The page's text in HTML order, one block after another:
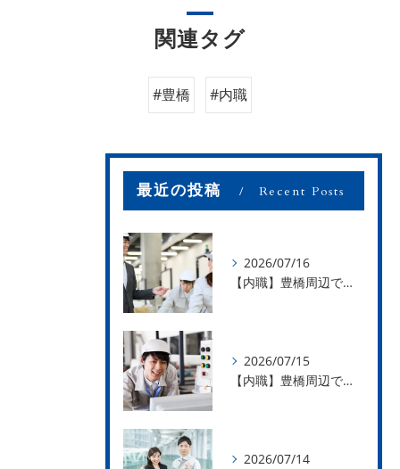
関連タグ
#豊橋 #内職
最近の投稿 Recent Posts
2026/07/16
【内職】豊橋周辺で内職のお仕事を探している方募集中！【お仕事の内容】
2026/07/15
【内職】豊橋周辺で内職のお仕事を探している方募集中！【急な学級閉鎖も安心】
2026/07/14